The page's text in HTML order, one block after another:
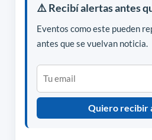
⚠️ Recibí alertas antes
Eventos como este pueden
antes que se vuelvan noticia.
Quiero recibir